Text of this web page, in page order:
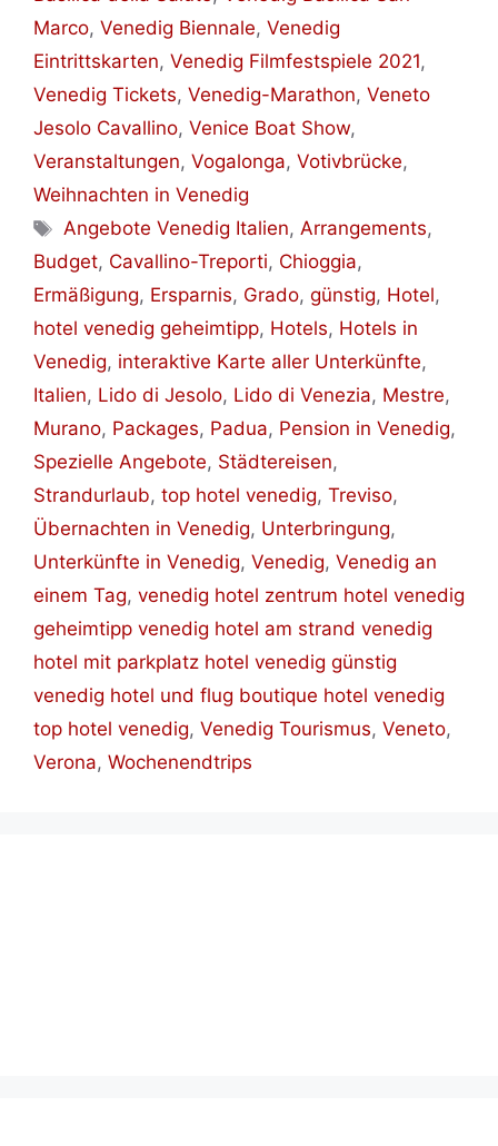
Marco, Venedig Biennale, Venedig
Eintrittskarten, Venedig Filmfestspiele 2021,
Venedig Tickets, Venedig-Marathon, Veneto
Jesolo Cavallino, Venice Boat Show,
Veranstaltungen, Vogalonga, Votivbrücke,
Weihnachten in Venedig
Schlagwörter
Angebote Venedig Italien,Arrangements,
Budget, Cavallino-Treporti, Chioggia,
Ermäßigung, Ersparnis, Grado, günstig, Hotel,
hotel venedig geheimtipp, Hotels, Hotels in
Venedig, interaktive Karte aller Unterkünfte,
Italien, Lido di Jesolo, Lido di Venezia, Mestre,
Murano, Packages, Padua, Pension in Venedig,
Spezielle Angebote, Städtereisen,
Strandurlaub, top hotel venedig, Treviso,
Übernachten in Venedig, Unterbringung,
Unterkünfte in Venedig, Venedig, Venedig an
einem Tag, venedig hotel zentrum hotel venedig
geheimtipp venedig hotel am strand venedig
hotel mit parkplatz hotel venedig günstig
venedig hotel und flug boutique hotel venedig
top hotel venedig, Venedig Tourismus, Veneto,
Verona, Wochenendtrips